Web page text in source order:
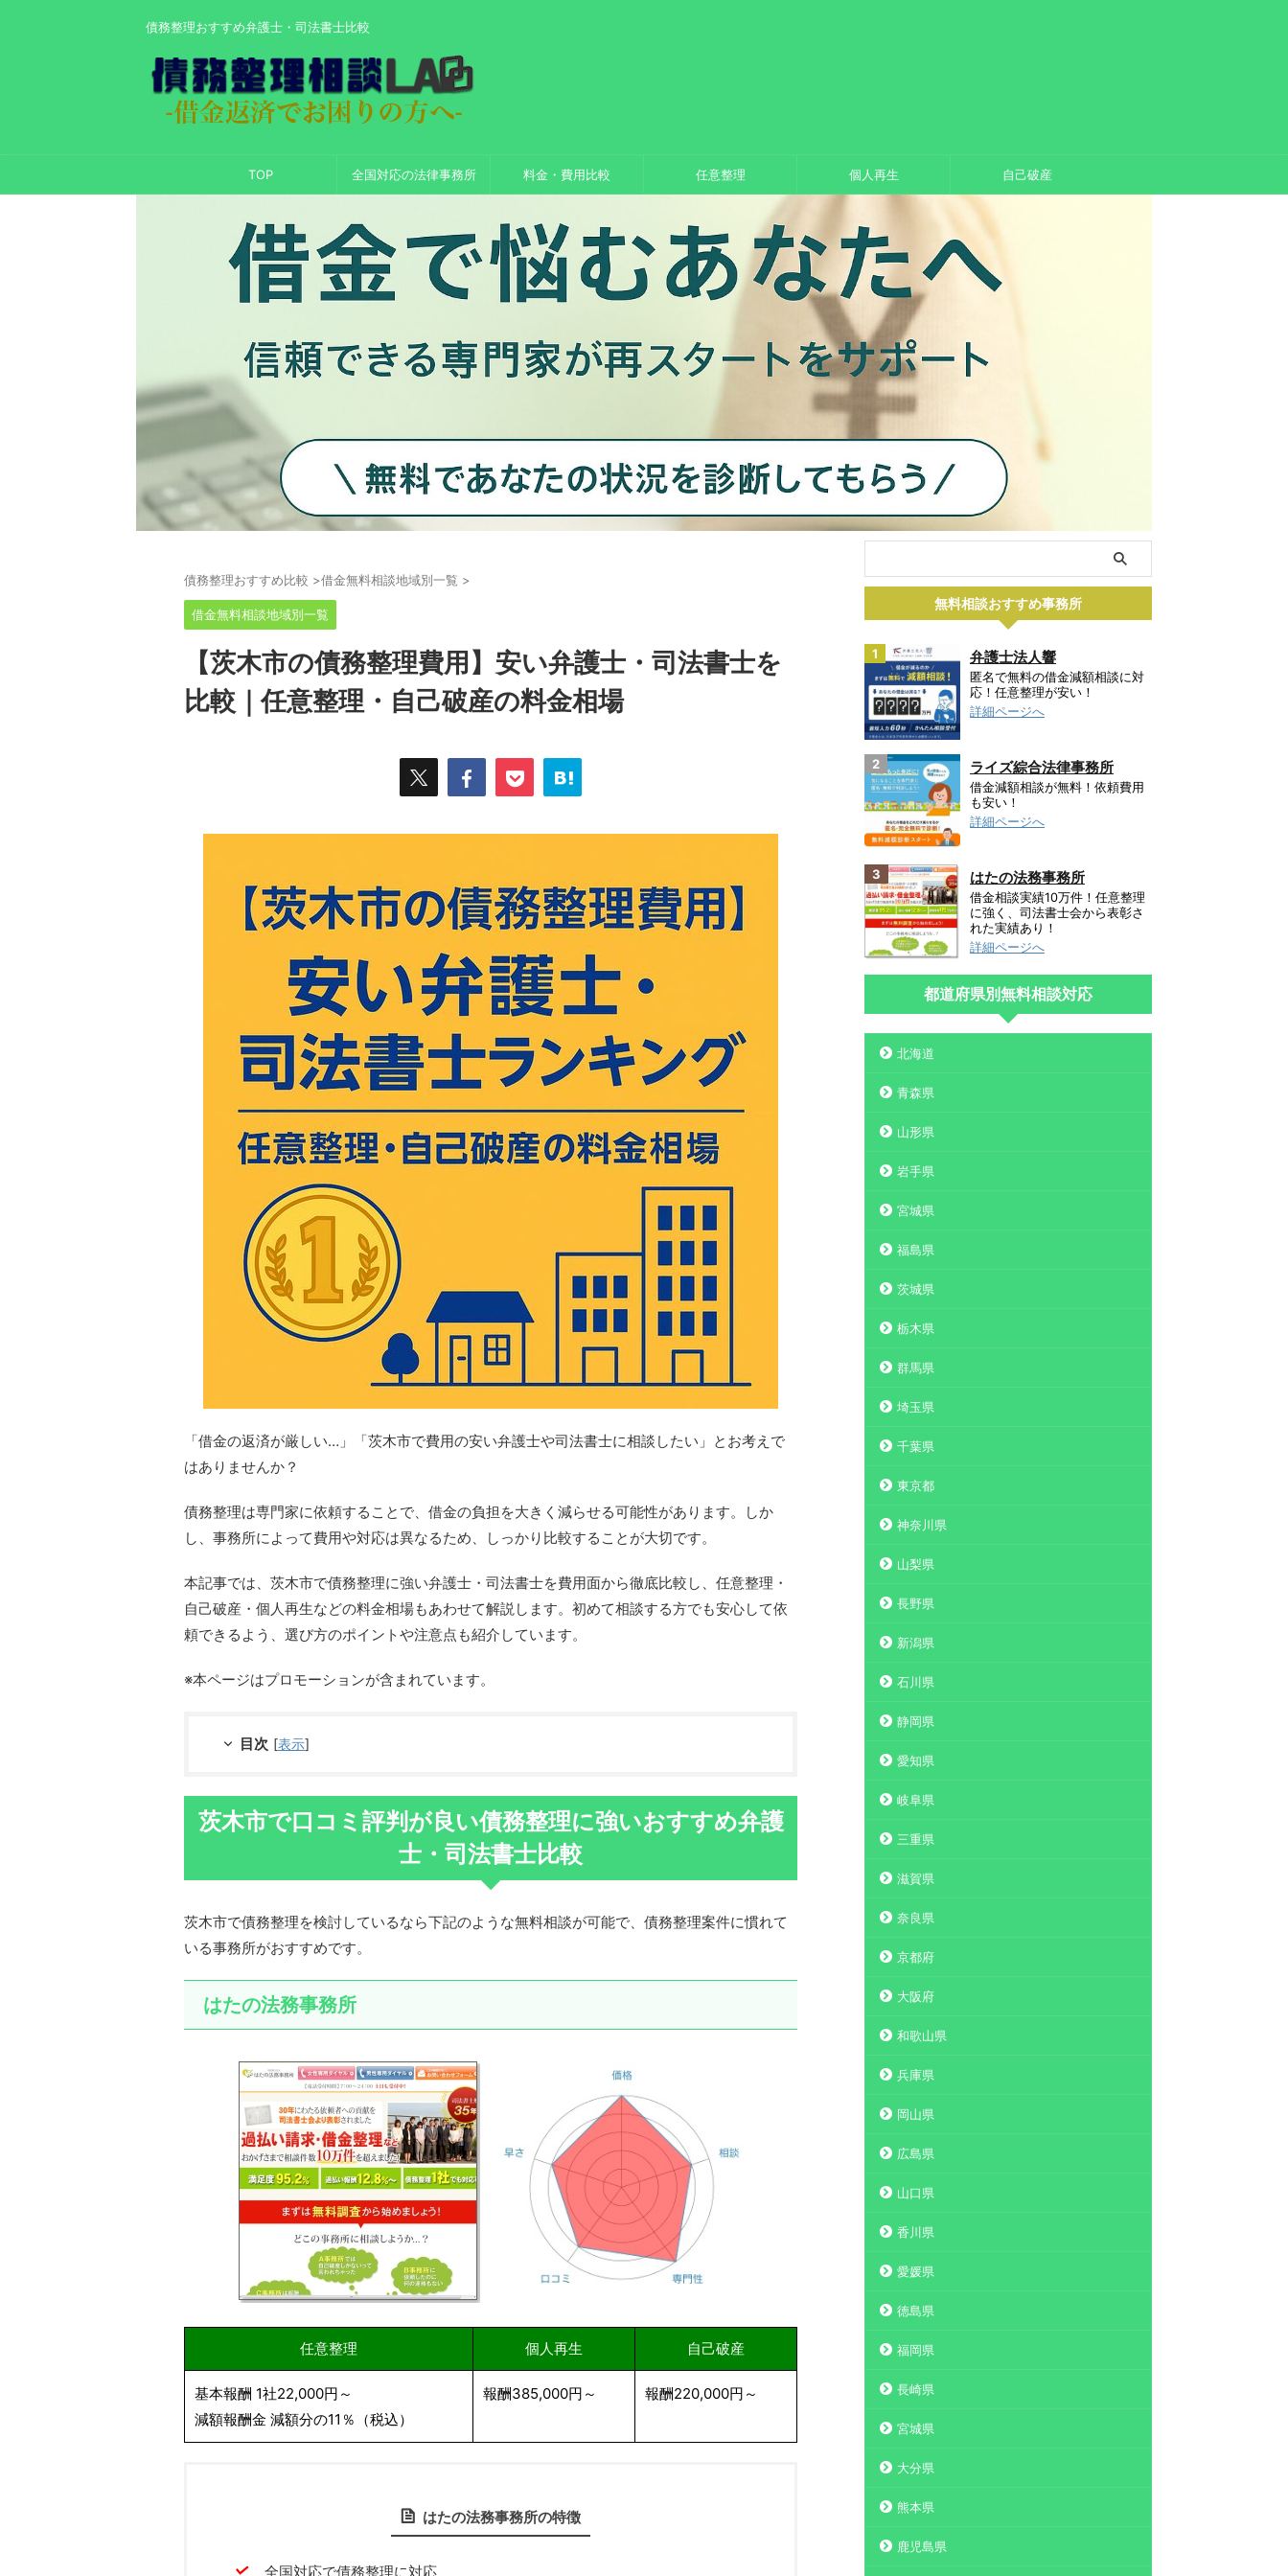
債務整理おすすめ弁護士・司法書士比較
TOP 全国対応の法律事務所 料金・費用比較 任意整理 個人再生 自己破産
債務整理おすすめ比較 >借金無料相談地域別一覧 >
借金無料相談地域別一覧
【茨木市の債務整理費用】安い弁護士・司法書士を
比較｜任意整理・自己破産の料金相場
「借金の返済が厳しい…」「茨木市で費用の安い弁護士や司法書士に相談したい」とお考えで
はありませんか？
債務整理は専門家に依頼することで、借金の負担を大きく減らせる可能性があります。しか
し、事務所によって費用や対応は異なるため、しっかり比較することが大切です。
本記事では、茨木市で債務整理に強い弁護士・司法書士を費用面から徹底比較し、任意整理・
自己破産・個人再生などの料金相場もあわせて解説します。初めて相談する方でも安心して依
頼できるよう、選び方のポイントや注意点も紹介しています。
※本ページはプロモーションが含まれています。
目次 [表示]
茨木市で口コミ評判が良い債務整理に強いおすすめ弁護
士・司法書士比較
茨木市で債務整理を検討しているなら下記のような無料相談が可能で、債務整理案件に慣れて
いる事務所がおすすめです。
はたの法務事務所
任意整理 個人再生 自己破産
基本報酬 1社22,000円～
減額報酬金 減額分の11％（税込）
報酬385,000円～ 報酬220,000円～
はたの法務事務所の特徴
全国対応で債務整理に対応
無料相談おすすめ事務所
1 弁護士法人響
匿名で無料の借金減額相談に対
応！任意整理が安い！
詳細ページへ
2 ライズ綜合法律事務所
借金減額相談が無料！依頼費用
も安い！
詳細ページへ
3 はたの法務事務所
借金相談実績10万件！任意整理
に強く、司法書士会から表彰さ
れた実績あり！
詳細ページへ
都道府県別無料相談対応
北海道
青森県
山形県
岩手県
宮城県
福島県
茨城県
栃木県
群馬県
埼玉県
千葉県
東京都
神奈川県
山梨県
長野県
新潟県
石川県
静岡県
愛知県
岐阜県
三重県
滋賀県
奈良県
京都府
大阪府
和歌山県
兵庫県
岡山県
広島県
山口県
香川県
愛媛県
徳島県
福岡県
長崎県
宮城県
大分県
熊本県
鹿児島県